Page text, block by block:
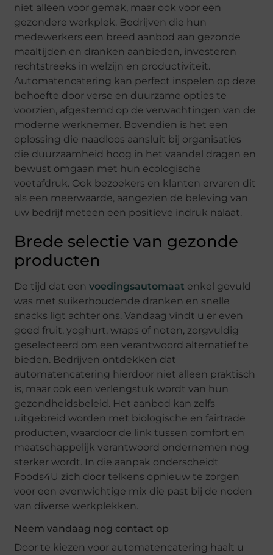
niet alleen voor gemak, maar ook voor een
gezondere werkplek. Bedrijven die hun
medewerkers een breed aanbod aan gezonde
maaltijden en dranken aanbieden, investeren
rechtstreeks in welzijn en productiviteit.
Automatencatering kan perfect inspelen op deze
behoefte door verse en duurzame opties te
voorzien, afgestemd op de verwachtingen van de
moderne werknemer. Bovendien is het een
oplossing die naadloos aansluit bij organisaties
die duurzaamheid hoog in het vaandel dragen en
bewust omgaan met hun ecologische
voetafdruk. Ook bezoekers en klanten ervaren dit
als een meerwaarde, aangezien de beleving van
uw bedrijf meteen een positieve indruk nalaat.
Brede selectie van gezonde
producten
De tijd dat eenvoedingsautomaat enkel gevuld
was met suikerhoudende dranken en snelle
snacks ligt achter ons. Vandaag vindt u er even
goed fruit, yoghurt, wraps of noten, zorgvuldig
geselecteerd om een verantwoord alternatief te
bieden. Bedrijven ontdekken dat
automatencatering hierdoor niet alleen praktisch
is, maar ook een verlengstuk wordt van hun
gezondheidsbeleid. Het aanbod kan zelfs
uitgebreid worden met biologische en fairtrade
producten, waardoor de link tussen comfort en
maatschappelijk verantwoord ondernemen nog
sterker wordt. In die aanpak onderscheidt
Foods4U zich door telkens opnieuw te zorgen
voor een evenwichtige mix die past bij de noden
van diverse werkplekken.
Neem vandaag nog contact op
Door te kiezen voor automatencatering haalt u